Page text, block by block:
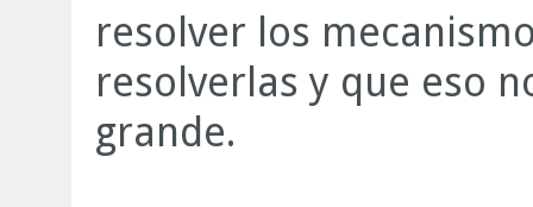
resolver los
resolverlas y que eso
grande.